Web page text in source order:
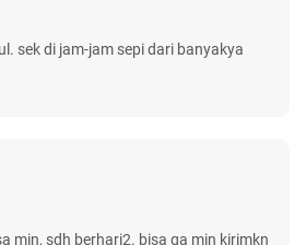
sek di jam-jam sepi dari banyakya
min, sdh berhari2. bisa ga min kirimkn